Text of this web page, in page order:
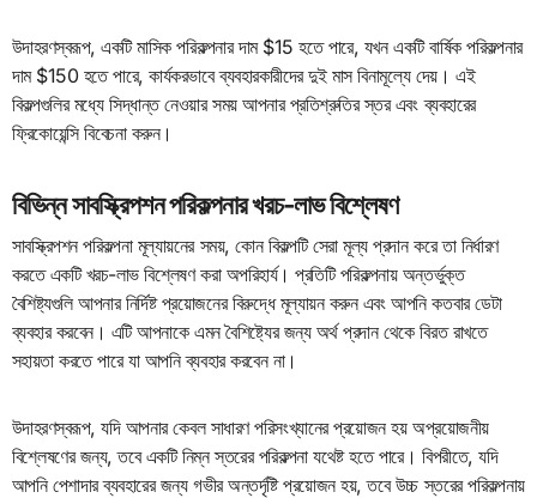
উদাহরণস্বরূপ, একটি মাসিক পরিকল্পনার দাম $15 হতে পারে, যখন একটি বার্ষিক পরিকল্পনার
দাম $150 হতে পারে, কার্যকরভাবে ব্যবহারকারীদের দুই মাস বিনামূল্যে দেয়। এই
বিকল্পগুলির মধ্যে সিদ্ধান্ত নেওয়ার সময় আপনার প্রতিশ্রুতির স্তর এবং ব্যবহারের
ফ্রিকোয়েন্সি বিবেচনা করুন।
বিভিন্ন সাবস্ক্রিপশন পরিকল্পনার খরচ-লাভ বিশ্লেষণ
সাবস্ক্রিপশন পরিকল্পনা মূল্যায়নের সময়, কোন বিকল্পটি সেরা মূল্য প্রদান করে তা নির্ধারণ
করতে একটি খরচ-লাভ বিশ্লেষণ করা অপরিহার্য। প্রতিটি পরিকল্পনায় অন্তর্ভুক্ত
বৈশিষ্ট্যগুলি আপনার নির্দিষ্ট প্রয়োজনের বিরুদ্ধে মূল্যায়ন করুন এবং আপনি কতবার ডেটা
ব্যবহার করবেন। এটি আপনাকে এমন বৈশিষ্ট্যের জন্য অর্থ প্রদান থেকে বিরত রাখতে
সহায়তা করতে পারে যা আপনি ব্যবহার করবেন না।
উদাহরণস্বরূপ, যদি আপনার কেবল সাধারণ পরিসংখ্যানের প্রয়োজন হয় অপ্রয়োজনীয়
বিশ্লেষণের জন্য, তবে একটি নিম্ন স্তরের পরিকল্পনা যথেষ্ট হতে পারে। বিপরীতে, যদি
আপনি পেশাদার ব্যবহারের জন্য গভীর অন্তর্দৃষ্টি প্রয়োজন হয়, তবে উচ্চ স্তরের পরিকল্পনায়